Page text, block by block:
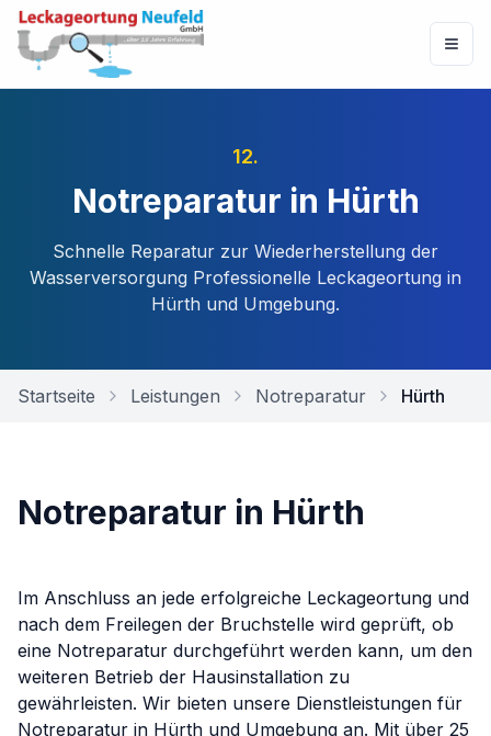
12.
Notreparatur in Hürth
Schnelle Reparatur zur Wiederherstellung der
Wasserversorgung Professionelle Leckageortung in
Hürth und Umgebung.
Startseite Leistungen Notreparatur Hürth
Notreparatur in Hürth
Im Anschluss an jede erfolgreiche Leckageortung und
nach dem Freilegen der Bruchstelle wird geprüft, ob
eine Notreparatur durchgeführt werden kann, um den
weiteren Betrieb der Hausinstallation zu
gewährleisten. Wir bieten unsere Dienstleistungen für
Notreparatur in Hürth und Umgebung an. Mit über 25